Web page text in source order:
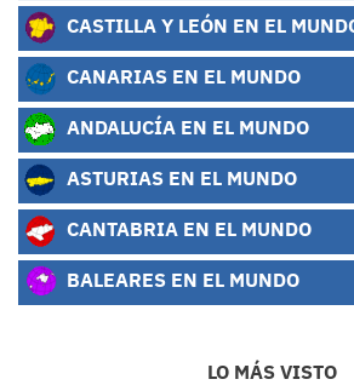
CASTILLA Y LEÓN EN EL
CANARIAS EN EL MUNDO
ANDALUCÍA EN EL MUNDO
ASTURIAS EN EL MUNDO
CANTABRIA EN EL MUNDO
BALEARES EN EL MUNDO
LO MÁS VISTO